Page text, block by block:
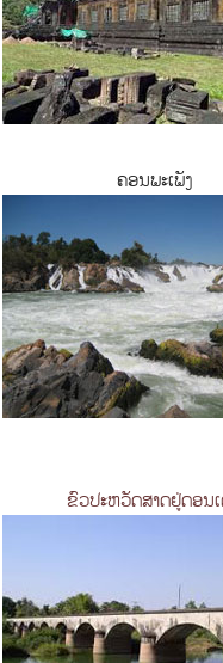
ຄອນພະເພັງ
ຂົວປະຫວັດສາດຢູ່ດອນ